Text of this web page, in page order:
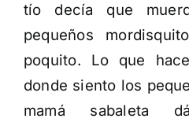
tío decía que
pequeños
poquito. Lo que
donde siento los
mamá sabaleta